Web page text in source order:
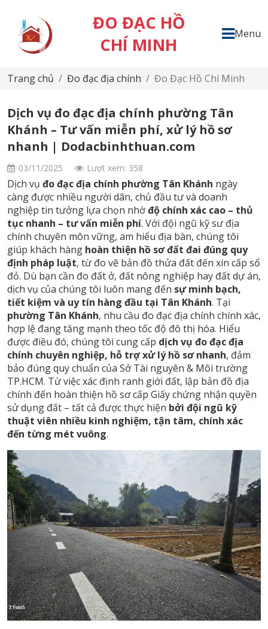
ĐO ĐẠC HỒ
CHÍ MINH
Menu
Trang chủ Đo đạc địa chính Đo Đạc Hồ Chí Minh
Dịch vụ đo đạc địa chính phường Tân
Khánh – Tư vấn miễn phí, xử lý hồ sơ
nhanh | Dodacbinhthuan.com
03/11/2025 Lượt xem: 358
Dịch vụ đo đạc địa chính phường Tân Khánh ngày
càng được nhiều người dân, chủ đầu tư và doanh
nghiệp tin tưởng lựa chọn nhờđộ chính xác cao – thủ
tục nhanh – tư vấn miễn phí. Với đội ngũ kỹ sư địa
chính chuyên môn vững, am hiểu địa bàn, chúng tôi
giúp khách hàng hoàn thiện hồ sơ đất đai đúng quy
định pháp luật, từ đo vẽ bản đồ thửa đất đến xin cấp sổ
đỏ. Dù bạn cần đo đất ở, đất nông nghiệp hay đất dự án,
dịch vụ của chúng tôi luôn mang đến sự minh bạch,
tiết kiệm và uy tín hàng đầu tại Tân Khánh. Tại
phường Tân Khánh, nhu cầu đo đạc địa chính chính xác,
hợp lệ đang tăng mạnh theo tốc độ đô thị hóa. Hiểu
được điều đó, chúng tôi cung cấp dịch vụ đo đạc địa
chính chuyên nghiệp, hỗ trợ xử lý hồ sơ nhanh, đảm
bảo đúng quy chuẩn của Sở Tài nguyên & Môi trường
TP.HCM. Từ việc xác định ranh giới đất, lập bản đồ địa
chính đến hoàn thiện hồ sơ cấp Giấy chứng nhận quyền
sử dụng đất – tất cả được thực hiện bởi đội ngũ kỹ
thuật viên nhiều kinh nghiệm, tận tâm, chính xác
đến từng mét vuông.